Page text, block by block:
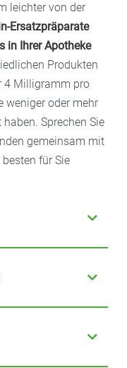
leichter von der
Ersatzpräparate
in Ihrer Apotheke
Produkten
4 Milligramm pro
weniger oder mehr
Sprechen Sie
gemeinsam mit
für Sie
nur in
greifen. Nutzen
Kauen an:
eine Minute,
Wie bei den
nach Hersteller in